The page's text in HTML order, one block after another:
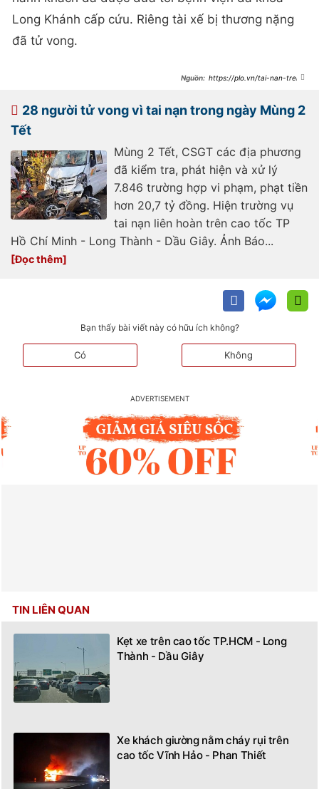
Long Khánh cấp cứu. Riêng tài xế bị thương nặng
đã tử vong.
https://plo.vn/tai-nan-tren-
thuong-post778500.html
28 người tử vong vì tai nạn trong ngày Mùng 2
Tết
Mùng 2 Tết, CSGT các địa phương
đã kiểm tra, phát hiện và xử lý
7.846 trường hợp vi phạm, phạt tiền
hơn 20,7 tỷ đồng. Hiện trường vụ
tai nạn liên hoàn trên cao tốc TP
Hồ Chí Minh - Long Thành - Dầu Giây. Ảnh Báo...
Bạn thấy bài viết này có hữu ích không?
Có Không
TIN LIÊN QUAN
Kẹt xe trên cao tốc TP.HCM - Long
Thành - Dầu Giây
Xe khách giường nằm cháy rụi trên
cao tốc Vĩnh Hảo - Phan Thiết